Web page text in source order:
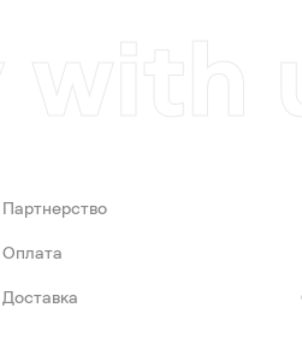
Партнерство
Оплата
Доставка